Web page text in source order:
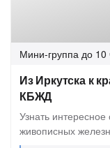
Мини-группа до 10
Из Иркутска к
КБЖД
Узнать
живописных